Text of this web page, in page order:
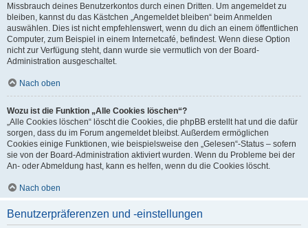
Missbrauch deines Benutzerkontos durch einen Dritten. Um angemeldet zu
bleiben, kannst du das Kästchen „Angemeldet bleiben“ beim Anmelden
auswählen. Dies ist nicht empfehlenswert, wenn du dich an einem öffentlichen
Computer, zum Beispiel in einem Internetcafé, befindest. Wenn diese Option
nicht zur Verfügung steht, dann wurde sie vermutlich von der Board-
Administration ausgeschaltet.
Nach oben
Wozu ist die Funktion „Alle Cookies löschen“?
„Alle Cookies löschen“ löscht die Cookies, die phpBB erstellt hat und die dafür
sorgen, dass du im Forum angemeldet bleibst. Außerdem ermöglichen
Cookies einige Funktionen, wie beispielsweise den „Gelesen“-Status – sofern
sie von der Board-Administration aktiviert wurden. Wenn du Probleme bei der
An- oder Abmeldung hast, kann es helfen, wenn du die Cookies löscht.
Nach oben
Benutzerpräferenzen und -einstellungen